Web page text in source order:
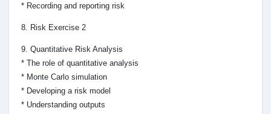
* Recording and reporting risk
8. Risk Exercise 2
9. Quantitative Risk Analysis
* The role of quantitative analysis
* Monte Carlo simulation
* Developing a risk model
* Understanding outputs